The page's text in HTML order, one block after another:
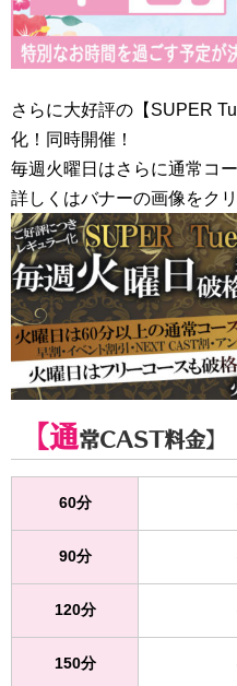
さらに大好評の【SUPER
化！同時開催！
毎週火曜日はさらに通常コ
詳しくはバナーの画像をクリ
【通常CAST料金】
60分
90分
120分
150分